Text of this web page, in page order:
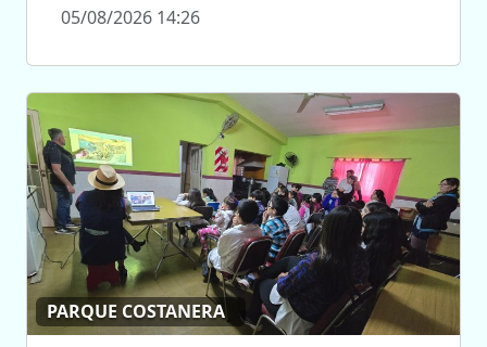
05/08/2026 14:26
PARQUE COSTANERA